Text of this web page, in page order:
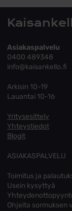
Asiakaspalvelu
0400 489348
info@kaisankello.fi
Arkisin 10-19
Lauantai 10-16
Yritysesittely
Yhteystiedot
Blogit
ASIAKASPALVELU
Toimitus ja
Usein kysyttyä
Ohjeita sormuksen